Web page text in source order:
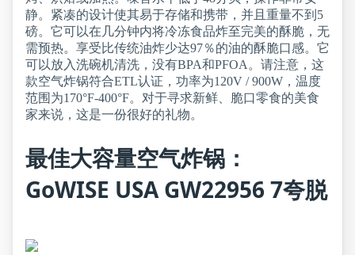
静。紧凑的设计使其易于存储和携带，并且重量不到5
磅。它可以在几分钟内将冷冻食品炸至完美的酥脆，无
需预热。享受比传统油炸少达97％的油的酥脆口感。它
可以放入洗碗机清洗，没有BPA和PFOA。请注意，这
款空气炸锅符合ETL认证，功率为120V / 900W，温度
范围为170°F-400°F。对于寻求新鲜、脆口零食的美食
家来说，这是一份很好的礼物。
最佳大容量空气炸锅：
GoWISE USA GW22956 7夸脱